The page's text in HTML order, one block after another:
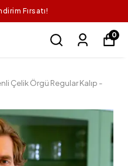
Fırsatı!
0
Çelik Örgü Regular Kalıp -